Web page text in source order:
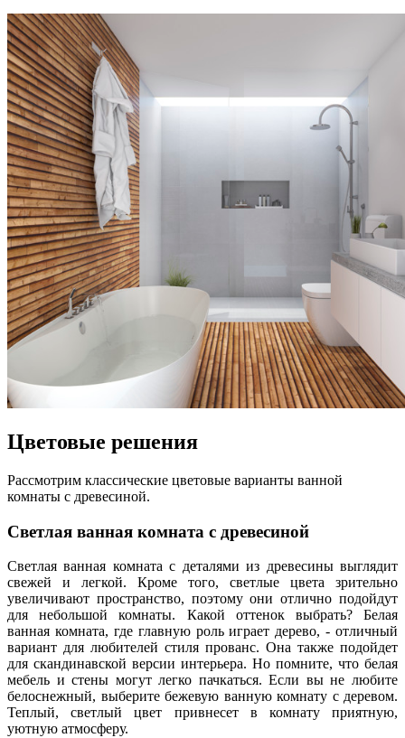
Цветовые решения
Рассмотрим классические цветовые варианты ванной
комнаты с древесиной.
Светлая ванная комната с древесиной
Светлая ванная комната с деталями из древесины выглядит
свежей и легкой. Кроме того, светлые цвета зрительно
увеличивают пространство, поэтому они отлично подойдут
для небольшой комнаты. Какой оттенок выбрать? Белая
ванная комната, где главную роль играет дерево, - отличный
вариант для любителей стиля прованс. Она также подойдет
для скандинавской версии интерьера. Но помните, что белая
мебель и стены могут легко пачкаться. Если вы не любите
белоснежный, выберите бежевую ванную комнату с деревом.
Теплый, светлый цвет привнесет в комнату приятную,
уютную атмосферу.